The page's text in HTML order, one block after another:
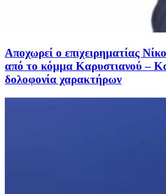
Αποχωρεί ο επιχειρηματίας
από το κόμμα Καρυστιανού –
δολοφονία χαρακτήρων